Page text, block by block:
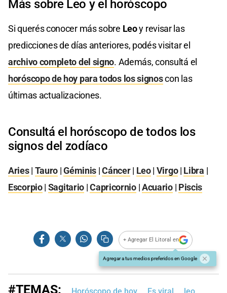
Más sobre Leo y el horóscopo
Si querés conocer más sobre Leoy revisar las
predicciones de días anteriores, podés visitar el
archivo completo del signo. Además, consultá el
horóscopo de hoy para todos los signoscon las
últimas actualizaciones.
Consultá el horóscopo de todos los
signos del zodíaco
Aries| Tauro |Géminis |Cáncer| Leo| Virgo| Libra |
Escorpio| Sagitario |Capricornio|Acuario| Piscis
+ Agregar El Litoral en
Agregar a tus medios preferidos en Google
#TEMAS: Horóscopo de hoy Es viral leo